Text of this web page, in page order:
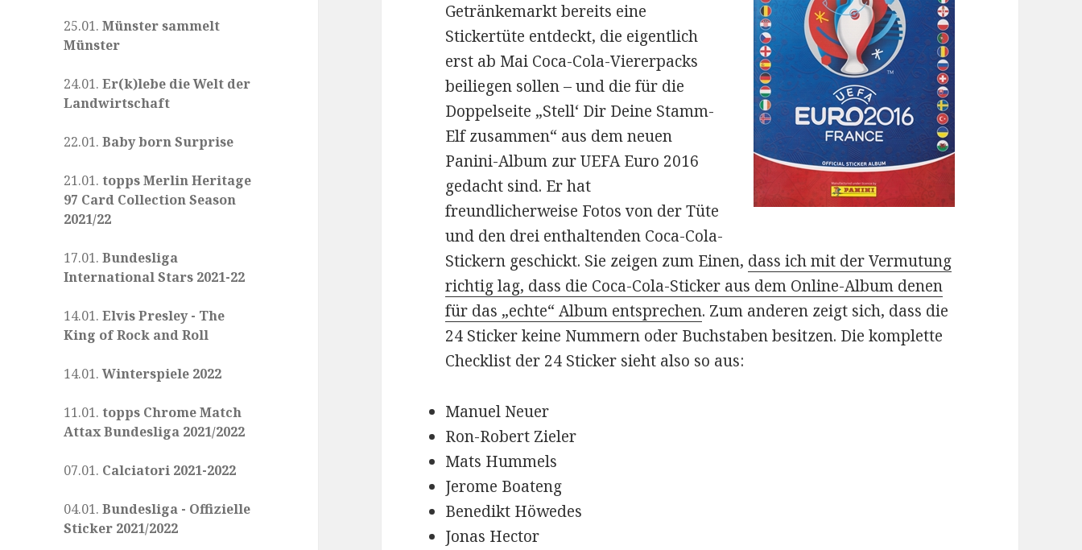
25.01.Münster sammelt
Münster
24.01.Er(k)lebe die Welt der
Landwirtschaft
22.01.Baby born Surprise
21.01.topps Merlin Heritage
97 Card Collection Season
2021/22
17.01.Bundesliga
International Stars 2021-22
14.01.Elvis Presley - The
King of Rock and Roll
14.01.Winterspiele 2022
11.01.topps Chrome Match
Attax Bundesliga 2021/2022
07.01. Calciatori 2021-2022
04.01.Bundesliga - Offizielle
Sticker 2021/2022
Getränkemarkt bereits eine
Stickertüte entdeckt, die eigentlich
erst ab Mai Coca-Cola-Viererpacks
beiliegen sollen – und die für die
Doppelseite „Stell‘ Dir Deine Stamm-
Elf zusammen“ aus dem neuen
Panini-Album zur UEFA Euro 2016
gedacht sind. Er hat
freundlicherweise Fotos von der Tüte
und den drei enthaltenden Coca-Cola-
Stickern geschickt. Sie zeigen zum Einen, dass ich mit der Vermutung
richtig lag, dass die Coca-Cola-Sticker aus dem Online-Album denen
für das „echte“ Album entsprechen. Zum anderen zeigt sich, dass die
24 Sticker keine Nummern oder Buchstaben besitzen. Die komplette
Checklist der 24 Sticker sieht also so aus:
Manuel Neuer
Ron-Robert Zieler
Mats Hummels
Jerome Boateng
Benedikt Höwedes
Jonas Hector